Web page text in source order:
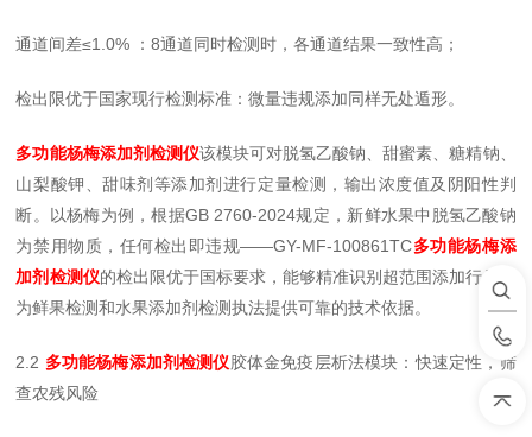
通道间差≤1.0% ：8通道同时检测时，各通道结果一致性高；
检出限优于国家现行检测标准：微量违规添加同样无处遁形。
多功能杨梅添加剂检测仪该模块可对脱氢乙酸钠、甜蜜素、糖精钠、
山梨酸钾、甜味剂等添加剂进行定量检测，输出浓度值及阴阳性判
断。以杨梅为例，根据GB 2760-2024规定，新鲜水果中脱氢乙酸钠
为禁用物质，任何检出即违规——GY-MF-100861TC多功能杨梅添
加剂检测仪的检出限优于国标要求，能够精准识别超范围添加行为，
为鲜果检测和水果添加剂检测执法提供可靠的技术依据。
2.2 多功能杨梅添加剂检测仪胶体金免疫层析法模块：快速定性，筛
查农残风险